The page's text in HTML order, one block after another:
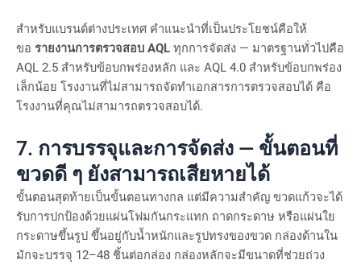
สำหรับแบรนด์ต่างประเทศ คำแนะนำที่เป็นประโยชน์คือให้
ขอ รายงานการตรวจสอบ AQL ทุกการจัดส่ง — มาตรฐานทั่วไปคือ
AQL 2.5 สำหรับข้อบกพร่องหลัก และ AQL 4.0 สำหรับข้อบกพร่อง
เล็กน้อย โรงงานที่ไม่สามารถจัดทำเอกสารการตรวจสอบได้ คือ
โรงงานที่คุณไม่สามารถตรวจสอบได้.
7. การบรรจุและการจัดส่ง — ขั้นตอนที่
ขวดดี ๆ ยังสามารถเสียหายได้
ขั้นตอนสุดท้ายเป็นขั้นตอนทางกล แต่มีความสำคัญ ขวดแก้วจะได้
รับการปกป้องด้วยแผ่นโฟมกันกระแทก ถาดกระดาษ หรือแผ่นใย
กระดาษขึ้นรูป ขึ้นอยู่กับน้ำหนักและรูปทรงของขวด กล่องด้านใน
มักจะบรรจุ 12–48 ชิ้นต่อกล่อง กล่องหลักจะมีขนาดที่ช่วยถ่วง